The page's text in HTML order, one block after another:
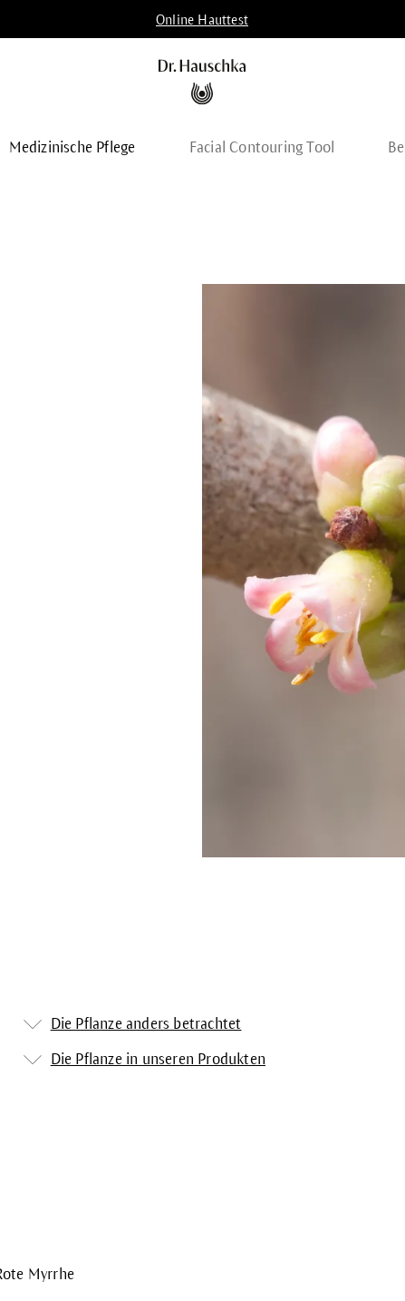
Online Hauttest
Medizinische Pflege Facial Contouring Tool
Die Pflanze anders betrachtet
Die Pflanze in unseren Produkten
Myrrhe